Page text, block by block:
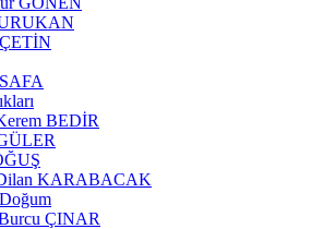
BEDİR
KARABACAK
ÇINAR